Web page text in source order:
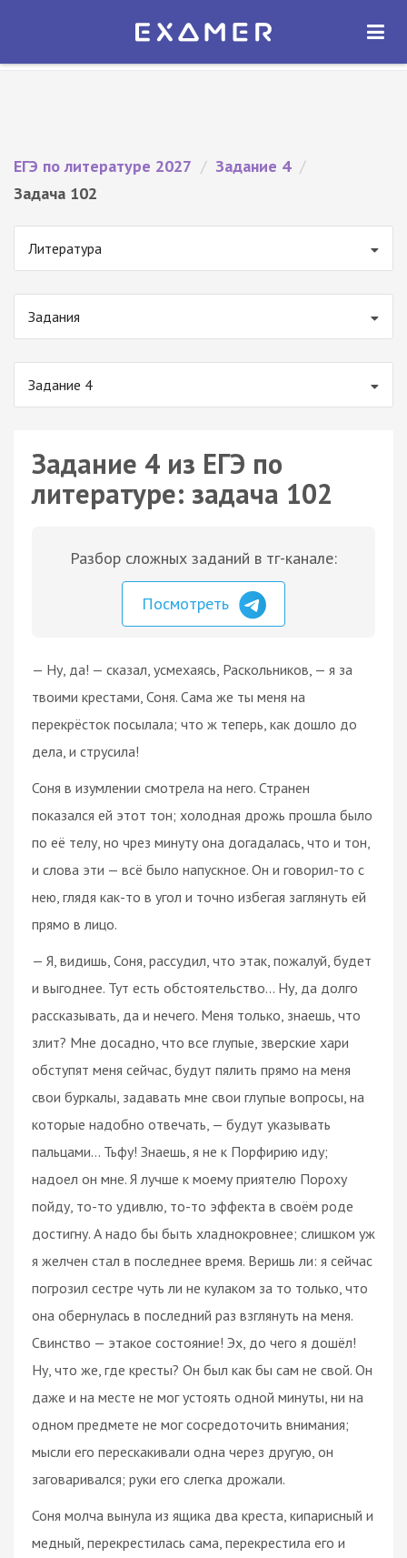
Экзамер — ЕГЭ 2027
ОТКРЫТЬ
ЕГЭ по литературе 2027 / Задание 4 /
Задача 102
Литература
Задания
Задание 4
Задание 4 из ЕГЭ по
литературе: задача 102
Разбор сложных заданий в тг-канале:
Посмотреть
— Ну, да! — сказал, усмехаясь, Раскольников, — я за
твоими крестами, Соня. Сама же ты меня на
перекрёсток посылала; что ж теперь, как дошло до
дела, и струсила!
Соня в изумлении смотрела на него. Странен
показался ей этот тон; холодная дрожь прошла было
по её телу, но чрез минуту она догадалась, что и тон,
и слова эти — всё было напускное. Он и говорил-то с
нею, глядя как-то в угол и точно избегая заглянуть ей
прямо в лицо.
— Я, видишь, Соня, рассудил, что этак, пожалуй, будет
и выгоднее. Тут есть обстоятельство... Ну, да долго
рассказывать, да и нечего. Меня только, знаешь, что
злит? Мне досадно, что все глупые, зверские хари
обступят меня сейчас, будут пялить прямо на меня
свои буркалы, задавать мне свои глупые вопросы, на
которые надобно отвечать, — будут указывать
пальцами… Тьфу! Знаешь, я не к Порфирию иду;
надоел он мне. Я лучше к моему приятелю Пороху
пойду, то-то удивлю, то-то эффекта в своём роде
достигну. А надо бы быть хладнокровнее; слишком уж
я желчен стал в последнее время. Веришь ли: я сейчас
погрозил сестре чуть ли не кулаком за то только, что
она обернулась в последний раз взглянуть на меня.
Свинство — этакое состояние! Эх, до чего я дошёл!
Ну, что же, где кресты? Он был как бы сам не свой. Он
даже и на месте не мог устоять одной минуты, ни на
одном предмете не мог сосредоточить внимания;
мысли его перескакивали одна через другую, он
заговаривался; руки его слегка дрожали.
Соня молча вынула из ящика два креста, кипарисный и
медный, перекрестилась сама, перекрестила его и